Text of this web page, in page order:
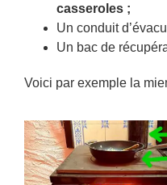
casseroles ;
Un conduit
Un bac de
Voici par exemple la